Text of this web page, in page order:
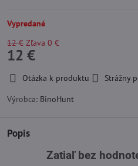
Vypredané
12 € Zľava 0 €
12 €
Otázka k produktu Strážny
Výrobca: BinoHunt
Popis
Zatiaľ bez